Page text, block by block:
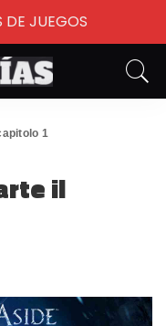
1
il
JUEGOS